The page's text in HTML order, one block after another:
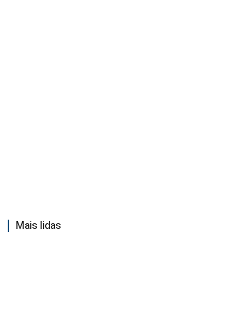
Mais lidas